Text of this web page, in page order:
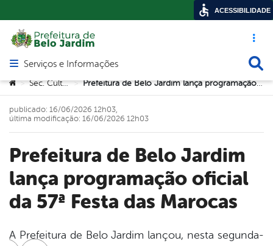
Acesso
Abrir menu principal de navegação
Serviços e Informações
Você está aqui:
> Sec. Cultura > Prefeitura de Belo Jardim lança programação oficial da 57ª Festa das Marocas
Prefeitura de Belo Jardim
lança programação oficial
da 57ª Festa das Marocas
publicado: 16/06/2026 12h03,
última modificação: 16/06/2026 12h03
A Prefeitura de Belo Jardim lançou, nesta segunda-
ACESSIBILIDADE